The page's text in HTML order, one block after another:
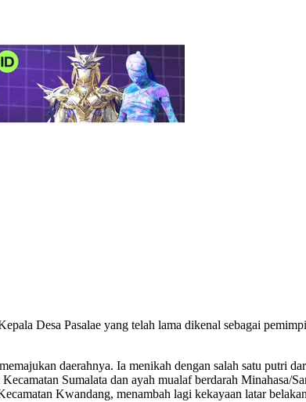
Desa Pasalae yang telah lama dikenal sebagai
daerahnya. Ia menikah dengan salah satu putri
Sumalata dan ayah mualaf berdarah Minahasa/
Kwandang, menambah lagi kekayaan latar